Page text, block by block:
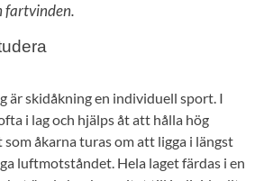
fartvinden.
är skidåkning en individuell sport. I
i lag och hjälps åt att hålla hög
åkarna turas om att ligga i längst
luftmotståndet. Hela laget färdas i en